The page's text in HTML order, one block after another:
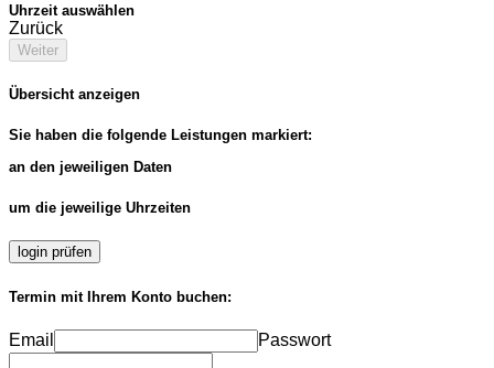
Uhrzeit auswählen
Zurück
Weiter
Übersicht anzeigen
Sie haben die folgende Leistungen markiert:
an den jeweiligen Daten
um die jeweilige Uhrzeiten
login prüfen
Termin mit Ihrem Konto buchen:
Email Passwort